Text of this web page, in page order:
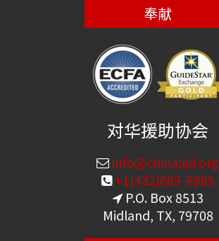
奉献
对华援助协会
info@chinaaid.org
+1(432)689-6985
P.O. Box 8513
Midland, TX, 79708